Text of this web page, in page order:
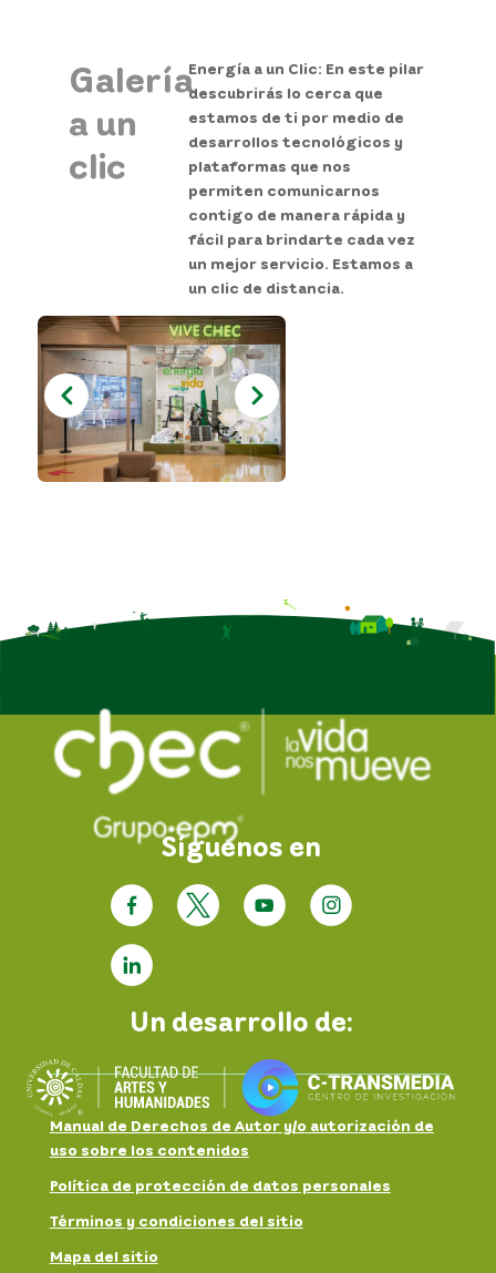
Galería
a un
clic
Energía a un Clic: En este pilar
descubrirás lo cerca que
estamos de ti por medio de
desarrollos tecnológicos y
plataformas que nos
permiten comunicarnos
contigo de manera rápida y
fácil para brindarte cada vez
un mejor servicio. Estamos a
un clic de distancia.
Síguenos en
Un desarrollo de:
Manual de Derechos de Autor y/o autorización de
uso sobre los contenidos
Política de protección de datos personales
Términos y condiciones del sitio
Mapa del sitio